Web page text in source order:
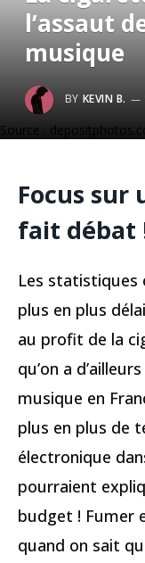
Source :
l’assaut
musique
BY KEVIN B.
Focus sur
fait débat
Les statistiques
plus en plus
au profit de la
qu’on a
musique en
plus en plus de
électronique
pourraient
budget ! Fumer
quand on sait